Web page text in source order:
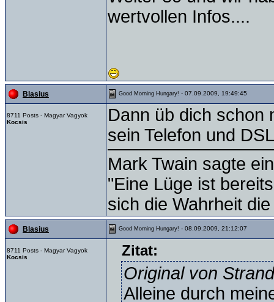
wertvollen Infos....
Blasius Good Morning Hungary! - 07.09.2009, 19:49:45
8711 Posts - Magyar Vagyok
Kocsis
Dann üb dich schon
sein Telefon und
Mark Twain sagte
"Eine Lüge ist
sich die Wahrheit
Blasius Good Morning Hungary! - 08.09.2009, 21:12:07
8711 Posts - Magyar Vagyok
Kocsis
Zitat:
Original von
Alleine durch